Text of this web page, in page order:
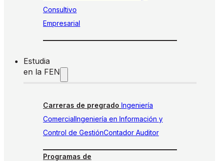
Consultivo
Empresarial
Estudia
en la FEN
Carreras de pregrado Ingeniería
ComercialIngeniería en Información y
Control de GestiónContador Auditor
Programas de